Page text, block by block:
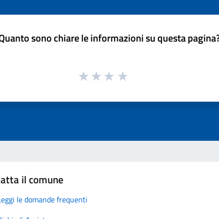
sono chiare le informazioni su questa
il comune
le domande frequenti